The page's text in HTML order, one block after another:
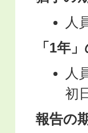
人
「1年
人
初
報告の